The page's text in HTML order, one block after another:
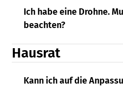
Ich habe eine Drohne.
beachten?
Hausrat
Kann ich auf die